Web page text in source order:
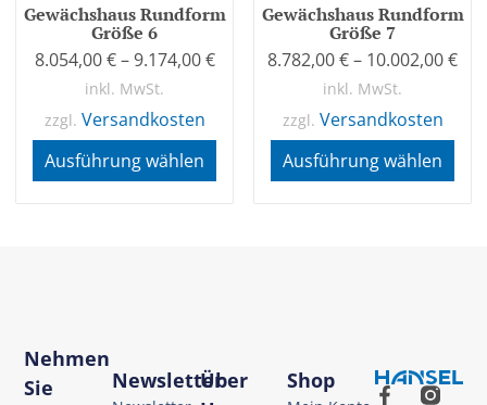
Gewächshaus Rundform
Größe 6
8.054,00€–9.174,00€
inkl. MwSt.
zzgl. Versandkosten
Ausführung wählen
Gewächshaus Rundform
Größe 7
8.782,00€– 10.002,00€
inkl. MwSt.
zzgl. Versandkosten
Ausführung wählen
Über
Shop
Nehmen
Sie
Newsletter